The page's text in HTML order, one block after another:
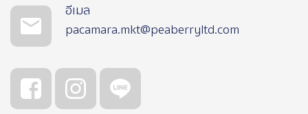
อีเมล
pacamara.mkt@peaberryltd.com